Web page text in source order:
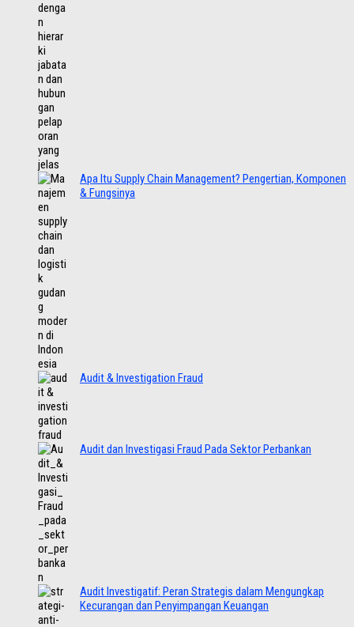
Apa Itu Supply Chain Management? Pengertian, Komponen
& Fungsinya
Audit & Investigation Fraud
Audit dan Investigasi Fraud Pada Sektor Perbankan
Audit Investigatif: Peran Strategis dalam Mengungkap
Kecurangan dan Penyimpangan Keuangan